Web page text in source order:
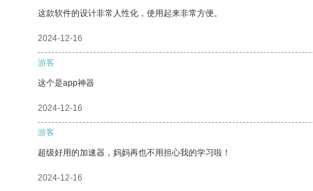
这款软件的设计非常人性化，使用起来非常方便。
2024-12-16
游客
这个是app神器
2024-12-16
游客
超级好用的加速器，妈妈再也不用担心我的学习啦！
2024-12-16